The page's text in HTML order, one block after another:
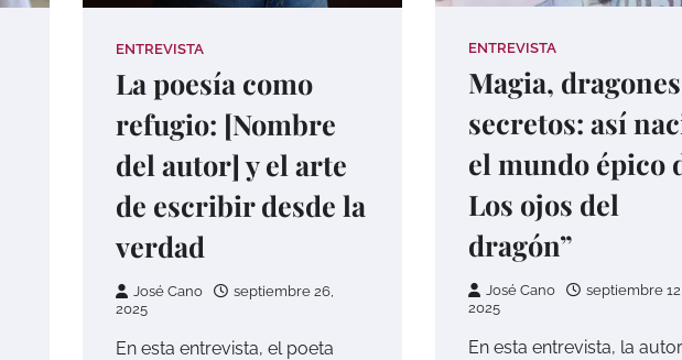
ENTREVISTA
La poesía como
refugio: [Nombre
del autor] y el arte
de escribir desde la
verdad
José Cano
septiembre 26,
2025
En esta entrevista, el poeta
ENTREVISTA
Magia,
secretos: así
el mundo épico
Los ojos del
dragón”
José Cano
septiembre 12,
2025
En esta entrevista, la